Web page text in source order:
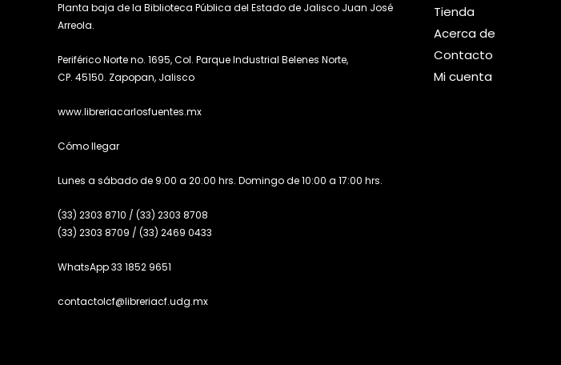
Planta baja de la Biblioteca Pública del Estado de Jalisco Juan José
Arreola.
Periférico Norte no. 1695, Col. Parque Industrial Belenes Norte,
CP. 45150. Zapopan, Jalisco
www.libreriacarlosfuentes.mx
Cómo llegar
Lunes a sábado de 9:00 a 20:00 hrs. Domingo de 10:00 a 17:00 hrs.
(33) 2303 8710 / (33) 2303 8708
(33) 2303 8709 / (33) 2469 0433
WhatsApp 33 1852 9651
contactolcf@libreriacf.udg.mx
Tienda
Acerca de
Contacto
Mi cuenta